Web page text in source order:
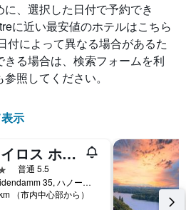
、選択した日付で予約でき
に近い最安値のホテルはこちら
付によって異なる場合があるた
る場合は、検索フォームを利
照してください。
示
タイロス ホテル ウント ガストハウス アム ヴァイデンダム
普通 5.5
Weidendamm 35, ハノーファー, ニーダーザクセン, ドイツ
（市内中心部から）